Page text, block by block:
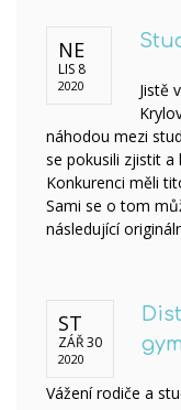
NE
LIS 8
2020
Jistě
náhodou mezi
se pokusili zjistit a
Konkurenci měli
Sami se o tom
následující
ST
ZÁŘ 30
2020
Vážení rodiče a